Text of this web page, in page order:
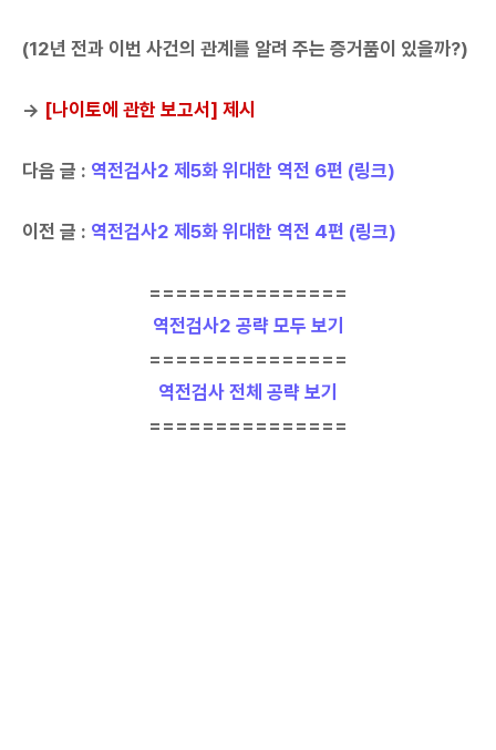
(12년 전과 이번 사건의 관계를 알려 주는 증거품이 있을까?)
→ [나이토에 관한 보고서] 제시
다음 글 : 역전검사2 제5화 위대한 역전 6편 (링크)
이전 글 : 역전검사2 제5화 위대한 역전 4편 (링크)
===============
역전검사2 공략 모두 보기
===============
역전검사 전체 공략 보기
===============